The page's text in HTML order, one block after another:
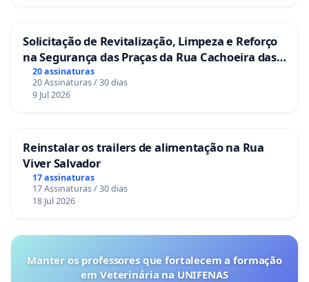
Solicitação de Revitalização, Limpeza e Reforço
na Segurança das Praças da Rua Cachoeira das
Sete Ilhas
20 assinaturas
20 Assinaturas / 30 dias
9 Jul 2026
Reinstalar os trailers de alimentação na Rua
Viver Salvador
17 assinaturas
17 Assinaturas / 30 dias
18 Jul 2026
Manter os professores que fortalecem a formação
em Veterinária na UNIFENAS